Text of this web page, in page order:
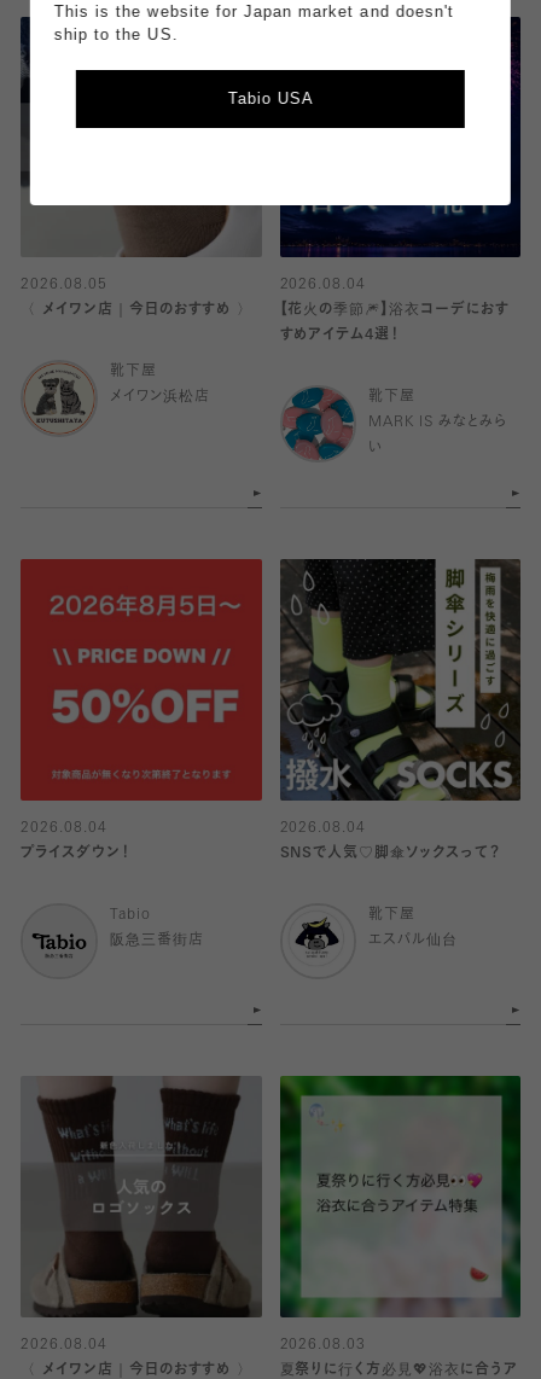
2026.08.05
〈 メイワン店｜今日のおすすめ 〉
靴下屋
メイワン浜松店
2026.08.04
【花火の季節🎆】浴衣コーデにおす
すめアイテム4選！
靴下屋
MARK IS みなとみら
い
2026.08.04
プライスダウン！
Tabio
阪急三番街店
2026.08.04
SNSで人気♡脚傘ソックスって？
靴下屋
エスパル仙台
2026.08.04
〈 メイワン店｜今日のおすすめ 〉
2026.08.03
夏祭りに行く方必見💖浴衣に合うア
This is the website for Japan market and doesn't
ship to the US.
Tabio USA